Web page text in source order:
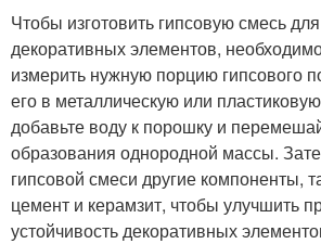
Чтобы изготовить гипсовую смесь
декоративных элементов,
измерить нужную порцию гипсового
его в металлическую или
добавьте воду к порошку и
образования однородной массы.
гипсовой смеси другие компоненты,
цемент и керамзит, чтобы улучшить
устойчивость декоративных